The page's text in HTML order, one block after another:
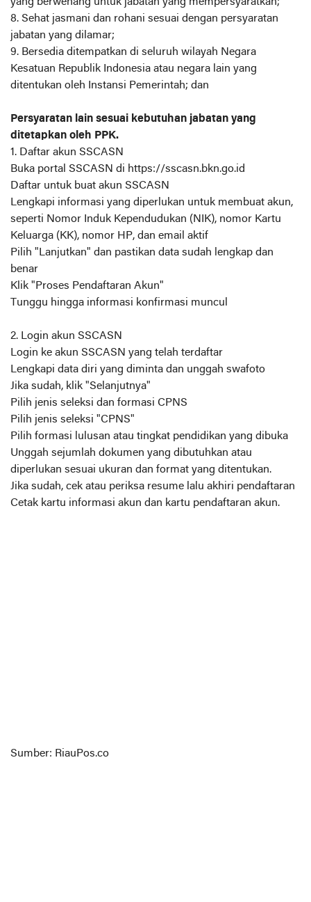
8. Sehat jasmani dan rohani sesuai dengan persyaratan
jabatan yang dilamar;
9. Bersedia ditempatkan di seluruh wilayah Negara
Kesatuan Republik Indonesia atau negara lain yang
ditentukan oleh Instansi Pemerintah; dan
Persyaratan lain sesuai kebutuhan jabatan yang
ditetapkan oleh PPK.
1. Daftar akun SSCASN
Buka portal SSCASN di https://sscasn.bkn.go.id
Daftar untuk buat akun SSCASN
Lengkapi informasi yang diperlukan untuk membuat akun,
seperti Nomor Induk Kependudukan (NIK), nomor Kartu
Keluarga (KK), nomor HP, dan email aktif
Pilih "Lanjutkan" dan pastikan data sudah lengkap dan
benar
Klik "Proses Pendaftaran Akun"
Tunggu hingga informasi konfirmasi muncul
2. Login akun SSCASN
Login ke akun SSCASN yang telah terdaftar
Lengkapi data diri yang diminta dan unggah swafoto
Jika sudah, klik "Selanjutnya"
Pilih jenis seleksi dan formasi CPNS
Pilih jenis seleksi "CPNS"
Pilih formasi lulusan atau tingkat pendidikan yang dibuka
Unggah sejumlah dokumen yang dibutuhkan atau
diperlukan sesuai ukuran dan format yang ditentukan.
Jika sudah, cek atau periksa resume lalu akhiri pendaftaran
Cetak kartu informasi akun dan kartu pendaftaran akun.
Sumber: RiauPos.co